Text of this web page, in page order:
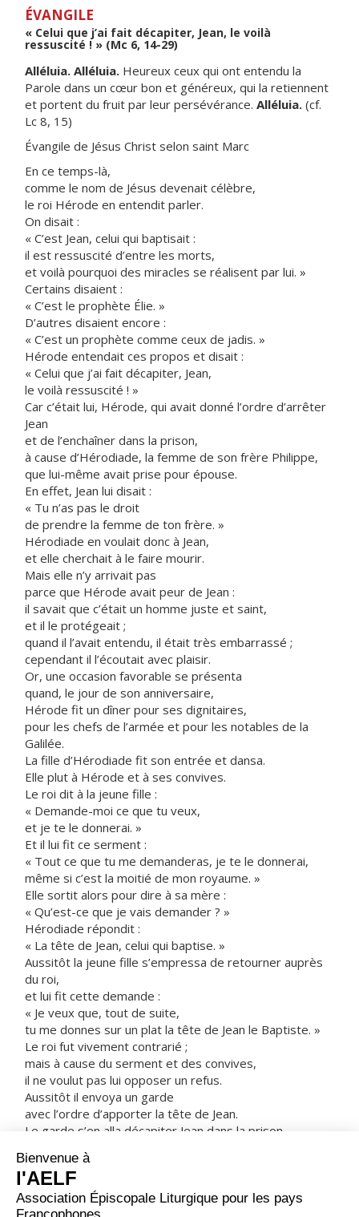
ÉVANGILE
« Celui que j’ai fait décapiter, Jean, le voilà
ressuscité ! » (Mc 6, 14-29)
Alléluia. Alléluia. Heureux ceux qui ont entendu la
Parole dans un cœur bon et généreux, qui la retiennent
et portent du fruit par leur persévérance. Alléluia. (cf.
Lc 8, 15)
Évangile de Jésus Christ selon saint Marc
En ce temps-là,
comme le nom de Jésus devenait célèbre,
le roi Hérode en entendit parler.
On disait :
« C’est Jean, celui qui baptisait :
il est ressuscité d’entre les morts,
et voilà pourquoi des miracles se réalisent par lui. »
Certains disaient :
« C’est le prophète Élie. »
D’autres disaient encore :
« C’est un prophète comme ceux de jadis. »
Hérode entendait ces propos et disait :
« Celui que j’ai fait décapiter, Jean,
le voilà ressuscité ! »
Car c’était lui, Hérode, qui avait donné l’ordre d’arrêter
Jean
et de l’enchaîner dans la prison,
à cause d’Hérodiade, la femme de son frère Philippe,
que lui-même avait prise pour épouse.
En effet, Jean lui disait :
« Tu n’as pas le droit
de prendre la femme de ton frère. »
Hérodiade en voulait donc à Jean,
et elle cherchait à le faire mourir.
Mais elle n’y arrivait pas
parce que Hérode avait peur de Jean :
il savait que c’était un homme juste et saint,
et il le protégeait ;
quand il l’avait entendu, il était très embarrassé ;
cependant il l’écoutait avec plaisir.
Or, une occasion favorable se présenta
quand, le jour de son anniversaire,
Hérode fit un dîner pour ses dignitaires,
pour les chefs de l’armée et pour les notables de la
Galilée.
La fille d’Hérodiade fit son entrée et dansa.
Elle plut à Hérode et à ses convives.
Le roi dit à la jeune fille :
« Demande-moi ce que tu veux,
et je te le donnerai. »
Et il lui fit ce serment :
« Tout ce que tu me demanderas, je te le donnerai,
même si c’est la moitié de mon royaume. »
Elle sortit alors pour dire à sa mère :
« Qu’est-ce que je vais demander ? »
Hérodiade répondit :
« La tête de Jean, celui qui baptise. »
Aussitôt la jeune fille s’empressa de retourner auprès
du roi,
et lui fit cette demande :
« Je veux que, tout de suite,
tu me donnes sur un plat la tête de Jean le Baptiste. »
Le roi fut vivement contrarié ;
mais à cause du serment et des convives,
il ne voulut pas lui opposer un refus.
Aussitôt il envoya un garde
avec l’ordre d’apporter la tête de Jean.
Le garde s’en alla décapiter Jean dans la prison.
la donna à la jeune fille,
et la jeune fille la donna à sa mère.
Ayant appris cela,